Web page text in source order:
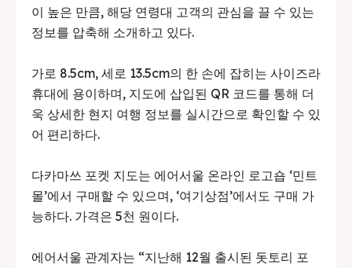
이 높은 만큼, 해당 연령대 고객의 관심을 끌 수 있는
정보를 압축해 소개하고 있다.
가로 8.5cm, 세로 13.5cm의 한 손에 잡히는 사이즈라
휴대에 용이하며, 지도에 삽입된 QR 코드를 통해 더
욱 상세한 현지 여행 정보를 실시간으로 확인할 수 있
어 편리하다.
다카마쓰 포켓 지도는 에어서울 온라인 로고숍 ‘민트
몰’에서 구매할 수 있으며, ‘여기상점’에서도 구매 가
능하다. 가격은 5천 원이다.
에어서울 관계자는 “지난해 12월 출시된 돗토리 포